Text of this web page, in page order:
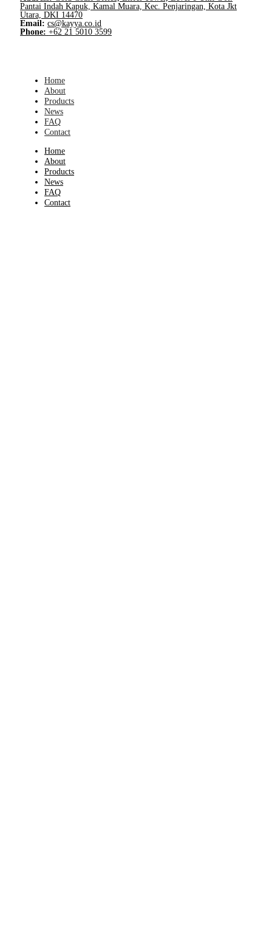
Pantai Indah Kapuk, Kamal Muara, Kec. Penjaringan, Kota Jkt
Utara, DKI 14470
Email: cs@kayya.co.id
Phone: +62 21 5010 3599
Home
About
Products
News
FAQ
Contact
Home
About
Products
News
FAQ
Contact